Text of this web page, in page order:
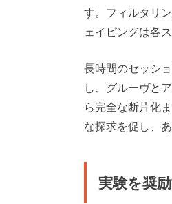
す。フィルタリ
ェイピングは各
長時間のセッシ
し、グルーヴと
ら完全な断片化
な探求を促し、
実験を奨